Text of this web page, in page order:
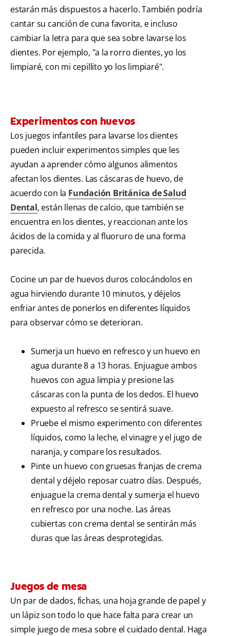
estarán más dispuestos a hacerlo. También podría
cantar su canción de cuna favorita, e incluso
cambiar la letra para que sea sobre lavarse los
dientes. Por ejemplo, "a la rorro dientes, yo los
limpiaré, con mi cepillito yo los limpiaré".
Experimentos con huevos
Los juegos infantiles para lavarse los dientes
pueden incluir experimentos simples que les
ayudan a aprender cómo algunos alimentos
afectan los dientes. Las cáscaras de huevo, de
acuerdo con la Fundación Británica de Salud
Dental, están llenas de calcio, que también se
encuentra en los dientes, y reaccionan ante los
ácidos de la comida y al fluoruro de una forma
parecida.
Cocine un par de huevos duros colocándolos en
agua hirviendo durante 10 minutos, y déjelos
enfriar antes de ponerlos en diferentes líquidos
para observar cómo se deterioran.
Sumerja un huevo en refresco y un huevo en
agua durante 8 a 13 horas. Enjuague ambos
huevos con agua limpia y presione las
cáscaras con la punta de los dedos. El huevo
expuesto al refresco se sentirá suave.
Pruebe el mismo experimento con diferentes
líquidos, como la leche, el vinagre y el jugo de
naranja, y compare los resultados.
Pinte un huevo con gruesas franjas de crema
dental y déjelo reposar cuatro días. Después,
enjuague la crema dental y sumerja el huevo
en refresco por una noche. Las áreas
cubiertas con crema dental se sentirán más
duras que las áreas desprotegidas.
Juegos de mesa
Un par de dados, fichas, una hoja grande de papel y
un lápiz son todo lo que hace falta para crear un
simple juego de mesa sobre el cuidado dental. Haga